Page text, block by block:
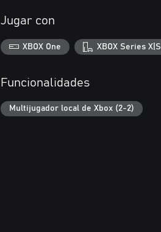
Jugar con
XBOX One XBOX Series X|S
Funcionalidades
Multijugador local de Xbox (2-2)